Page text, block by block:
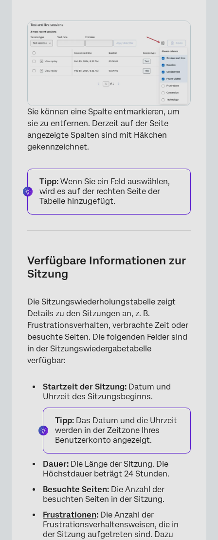
×
×
Sie können eine Spalte entmarkieren, um
sie zu entfernen. Derzeit auf der Seite
angezeigte Spalten sind mit Häkchen
gekennzeichnet.
Tipp: Wenn Sie ein Feld auswählen,
wird es auf der rechten Seite der
Tabelle hinzugefügt.
Verfügbare Informationen zur
Sitzung
Die Sitzungswiederholungstabelle zeigt
Details zu den Sitzungen an, z. B.
Frustrationsverhalten, verbrachte Zeit oder
besuchte Seiten. Die folgenden Felder sind
in der Sitzungswiedergabetabelle
verfügbar:
Startzeit der Sitzung: Datum und
Uhrzeit des Sitzungsbeginns.
Tipp: Das Datum und die Uhrzeit
werden in der Zeitzone Ihres
Benutzerkonto angezeigt.
Dauer: Die Länge der Sitzung. Die
Höchstdauer beträgt 24 Stunden.
Besuchte Seiten: Die Anzahl der
besuchten Seiten in der Sitzung.
Frustrationen: Die Anzahl der
Frustrationsverhaltensweisen, die in
der Sitzung aufgetreten sind. Dazu